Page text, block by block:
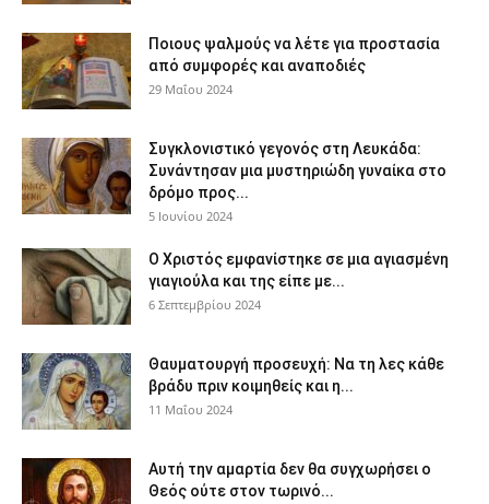
Ποιους ψαλμούς να λέτε για προστασία
από συμφορές και αναποδιές
29 Μαΐου 2024
Συγκλονιστικό γεγονός στη Λευκάδα:
Συνάντησαν μια μυστηριώδη γυναίκα στο
δρόμο προς...
5 Ιουνίου 2024
Ο Χριστός εμφανίστηκε σε μια αγιασμένη
γιαγιούλα και της είπε με...
6 Σεπτεμβρίου 2024
Θαυματουργή προσευχή: Να τη λες κάθε
βράδυ πριν κοιμηθείς και η...
11 Μαΐου 2024
Αυτή την αμαρτία δεν θα συγχωρήσει ο
Θεός ούτε στον τωρινό...